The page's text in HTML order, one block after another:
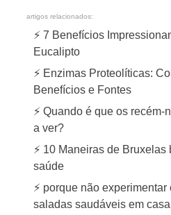
artigos relacionados:
⚡ 7 Benefícios
Eucalipto
⚡ Enzimas Proteolíticas:
Benefícios e Fontes
⚡ Quando é que os
a ver?
⚡ 10 Maneiras de
saúde
⚡ porque não
saladas saudáveis em